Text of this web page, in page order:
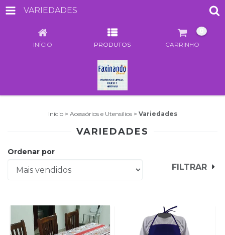
VARIEDADES
INÍCIO PRODUTOS CARRINHO
Início > Acessórios e Utensílios > Variedades
VARIEDADES
Ordenar por
FILTRAR